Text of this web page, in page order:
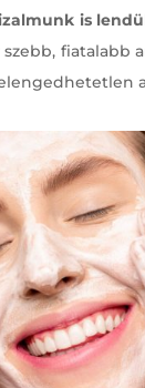
is
fiatalabb